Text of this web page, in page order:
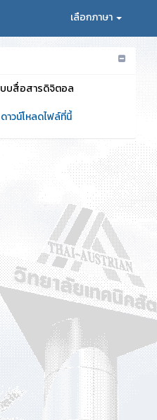
เลือกภาษา
บบสื่อสารดิจิตอล
วน์โหลดไฟล์ที่นี้